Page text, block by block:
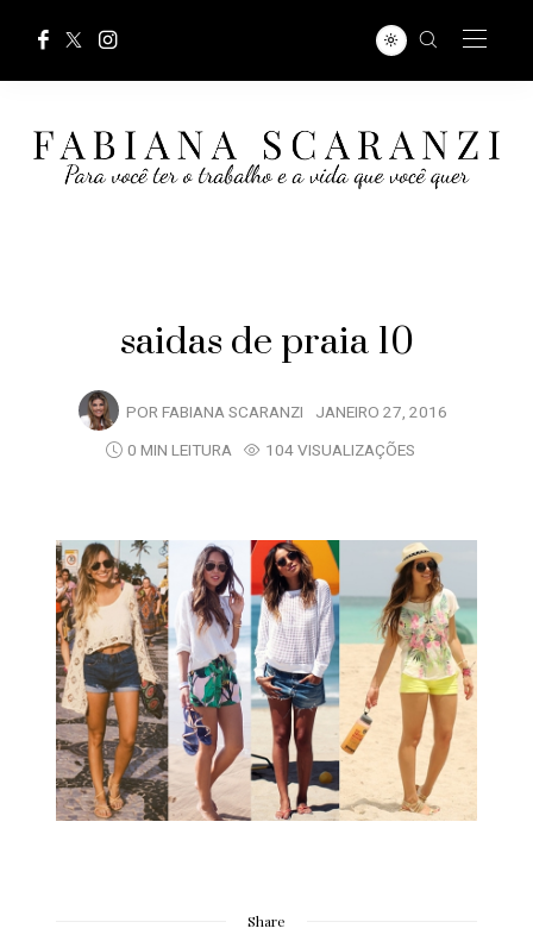
saidas de praia 10
POR FABIANA SCARANZI JANEIRO 27, 2016
0 MIN LEITURA
104 VISUALIZAÇÕES
Share